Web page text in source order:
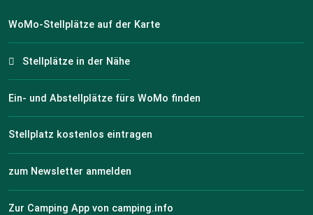
WoMo-Stellplätze auf der Karte
Stellplätze in der Nähe
Ein- und Abstellplätze fürs WoMo finden
Stellplatz kostenlos eintragen
zum Newsletter anmelden
Zur Camping App von camping.info